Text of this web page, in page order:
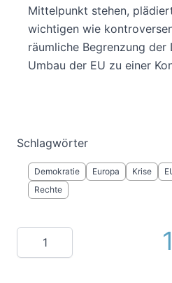
Mittelpunkt stehen,
wichtigen wie
räumliche Begrenzung
Umbau der EU zu einer
Schlagwörter
Demokratie Europa Krise
Rechte
Menge